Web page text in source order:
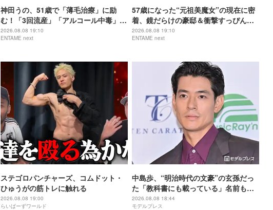
神田うの、51歳で「薄毛治療」に励
む！「3回流産」「アルコール中毒」自
身の過去を赤裸々告白
2026.08.08 19:10
ENTAME next
57歳になった“元祖美魔女”の現在に密
着、鏡だらけの豪邸＆衝撃すっぴん姿
を披露
2026.08.08 19:10
ENTAME next
ステゴロパンチャーズ、コムドット・
ひゅうがの筋トレに触れる
2026.08.08 19:00
らいばーずワールド
中島歩、“明治時代の文豪”の玄孫だっ
た「教科書にも載っている」名前も先
祖に由来
2026.08.08 18:44
モデルプレス